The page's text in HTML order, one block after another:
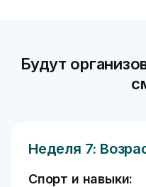
Будут
Неделя 7:
Спорт и навыки: